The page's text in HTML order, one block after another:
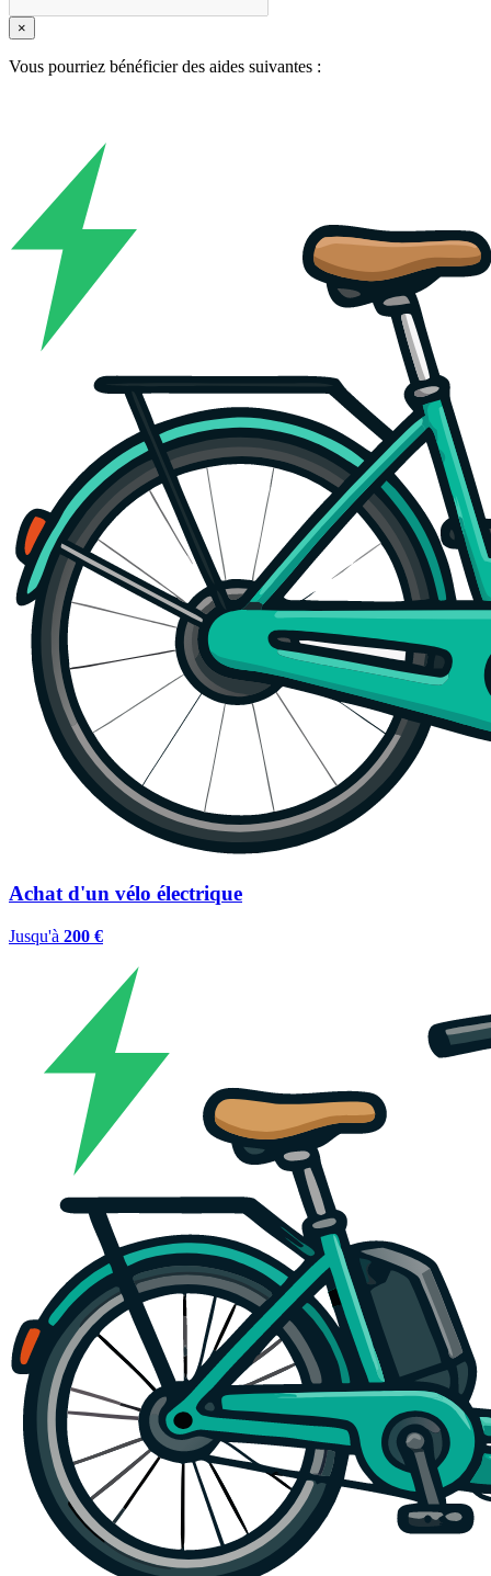
×
Vous pourriez bénéficier des aides suivantes :
Achat d'un vélo électrique
Jusqu'à 200 €